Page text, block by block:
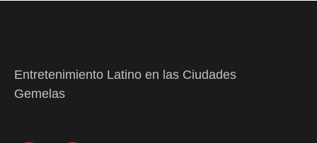
Entretenimiento Latino en las Ciudades
Gemelas